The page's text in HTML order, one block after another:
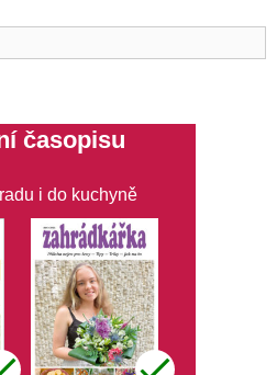
časopisu
i do kuchyně